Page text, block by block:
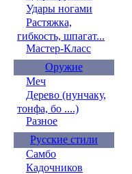
Удары ногами
Растяжка,
гибкость, шпагат...
Мастер-Класс
Оружие
Меч
Дерево (нунчаку,
тонфа, бо ....)
Разное
Русские стили
Самбо
Кадочников